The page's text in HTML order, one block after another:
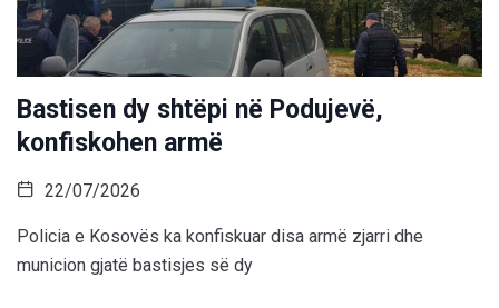
Bastisen dy shtëpi në Podujevë,
konfiskohen armë
22/07/2026
Policia e Kosovës ka konfiskuar disa armë zjarri dhe
municion gjatë bastisjes së dy